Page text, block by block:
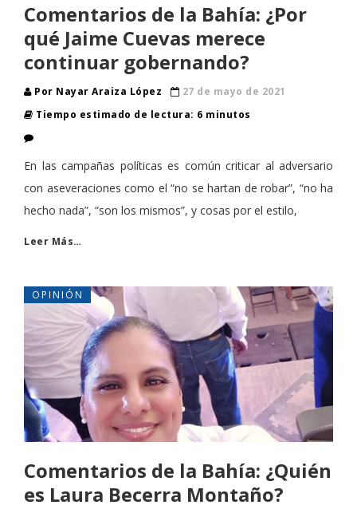
Comentarios de la Bahía: ¿Por
qué Jaime Cuevas merece
continuar gobernando?
Por Nayar Araiza López
27 de mayo de 2021
Tiempo estimado de lectura: 6 minutos
En las campañas políticas es común criticar al adversario
con aseveraciones como el “no se hartan de robar”, “no ha
hecho nada”, “son los mismos”, y cosas por el estilo,
Leer Más…
OPINIÓN
Comentarios de la Bahía: ¿Quién
es Laura Becerra Montaño?